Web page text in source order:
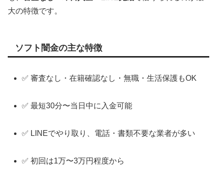
大の特徴です。
ソフト闇金の主な特徴
✅ 審査なし・在籍確認なし・無職・生活保護もOK
✅ 最短30分〜当日中に入金可能
✅ LINEでやり取り、電話・書類不要な業者が多い
✅ 初回は1万〜3万円程度から